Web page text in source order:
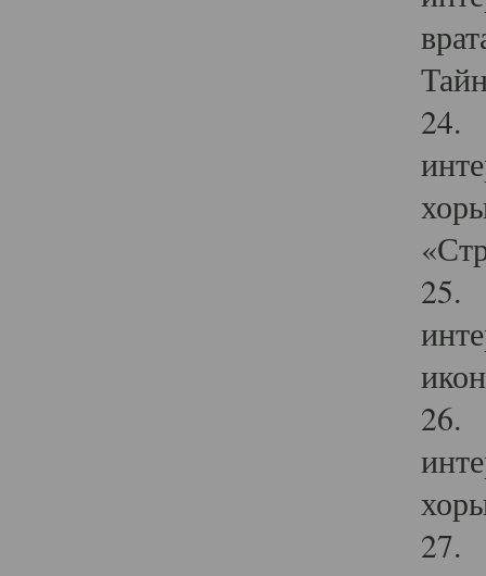
24.
25.
26.
27.